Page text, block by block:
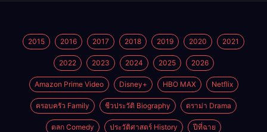
2015 2016 2017 2018 2019 2020 2021
2022 2023 2024 2025 2026
Amazon Prime Video Disney+ HBO MAX Netflix
ครอบครัว Family ชีวประวัติ Biography ดราม่า Drama
ตลก Comedy ประวัติศาสตร์ History ปีที่ฉาย